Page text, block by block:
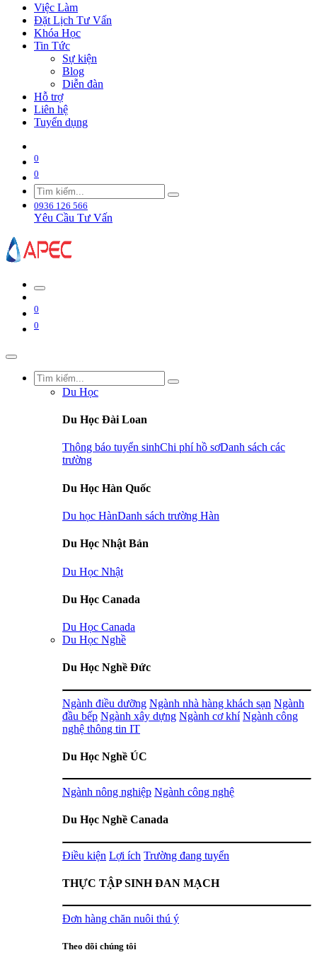
Việc Làm
Đặt Lịch Tư Vấn
Khóa Học
Tin Tức
Sự kiện
Blog
Diễn đàn
Hỗ trợ
Liên hệ
Tuyển dụng
0
0
0936 126 566
Yêu Cầu Tư Vấn
0
0
Du Học
Du Học Đài Loan
Thông báo tuyển sinhChi phí hồ sơDanh sách các
trường
Du Học Hàn Quốc
Du học HànDanh sách trường Hàn
Du Học Nhật Bản
Du Học Nhật
Du Học Canada
Du Học Canada
Du Học Nghề
Du Học Nghề Đức
Ngành điều dưỡng Ngành nhà hàng khách sạn Ngành
đầu bếp Ngành xây dựng Ngành cơ khí Ngành công
nghệ thông tin IT
Du Học Nghề ÚC
Ngành nông nghiệp Ngành công nghệ
Du Học Nghề Canada
Điều kiện Lợi ích Trường đang tuyển
THỰC TẬP SINH ĐAN MẠCH
Đơn hàng chăn nuôi thú ý
Theo dõi chúng tôi